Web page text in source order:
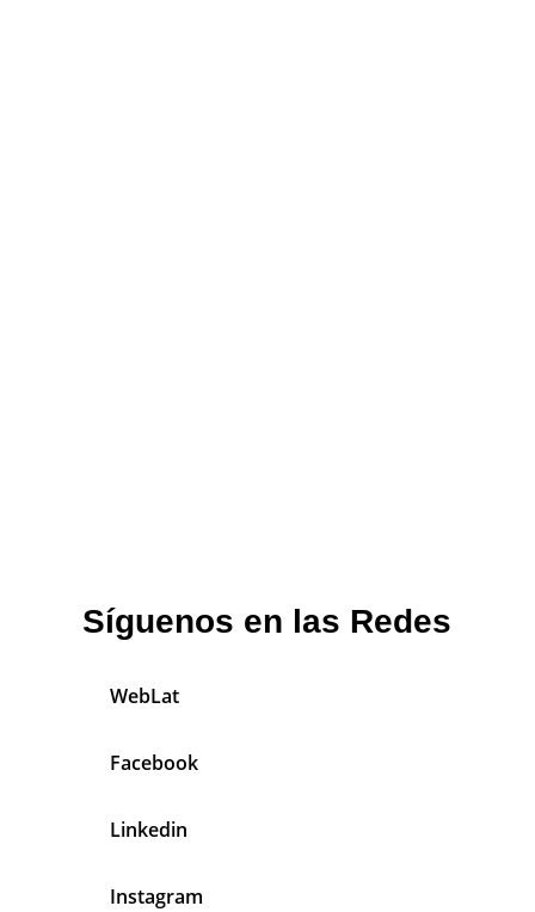
Síguenos en las Redes
WebLat
Facebook
Linkedin
Instagram